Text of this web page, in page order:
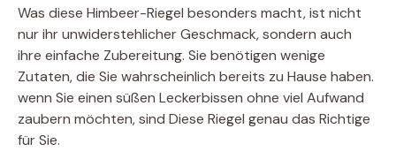
Was diese Himbeer-Riegel besonders macht, ist nicht
nur ihr unwiderstehlicher Geschmack, sondern auch
ihre einfache Zubereitung. Sie benötigen wenige
Zutaten, die Sie wahrscheinlich bereits zu Hause haben.
wenn Sie einen süßen Leckerbissen ohne viel Aufwand
zaubern möchten, sind Diese Riegel genau das Richtige
für Sie.